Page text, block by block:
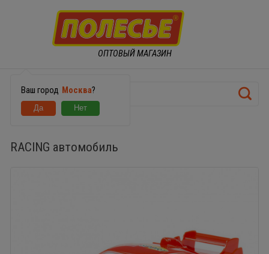
ОПТОВЫЙ МАГАЗИН
Ваш город Москва?
RACING автомобиль